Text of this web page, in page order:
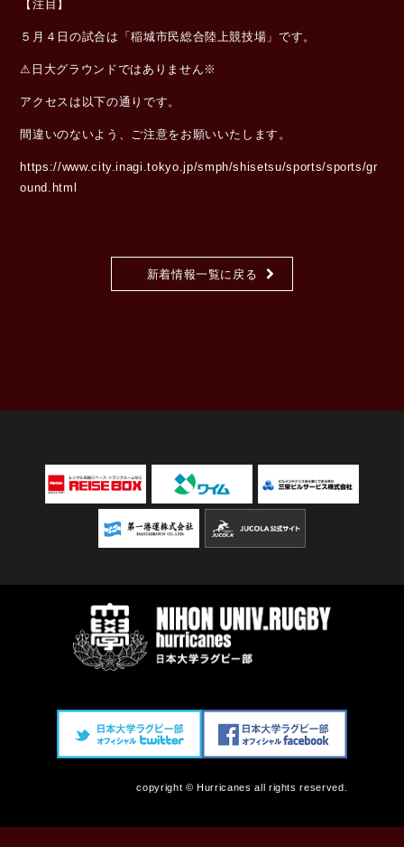
【注目】
５月４日の試合は「稲城市民総合陸上競技場」です。
⚠︎日大グラウンドではありません※
アクセスは以下の通りです。
間違いのないよう、ご注意をお願いいたします。
https://www.city.inagi.tokyo.jp/smph/shisetsu/sports/sports/gr
ound.html
新着情報一覧に戻る
copyright © Hurricanes all rights reserved.